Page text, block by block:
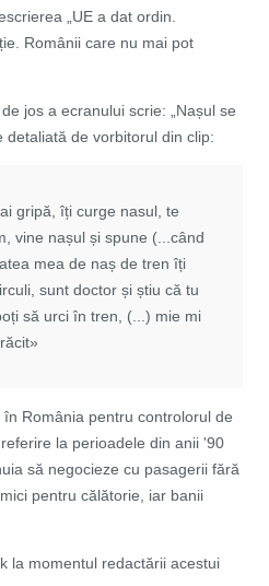
„UE a dat ordin.
Românii care nu mai pot
jos a ecranului scrie: „Nașul se
de vorbitorul din clip:
gripă, îți curge nasul, te
vine nașul și spune (...când
mea de naș de tren îți
sunt doctor și știu că tu
să urci în tren, (...) mie mi
»
în România pentru controlorul de
la perioadele din anii '90
să negocieze cu pasagerii fără
pentru călătorie, iar banii
la momentul redactării acestui